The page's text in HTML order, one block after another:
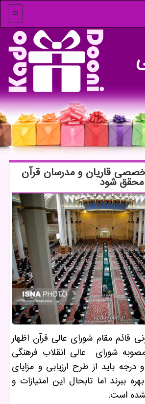
منو
قاریان و مدرسان قرآن
محقق شود
قائم مقام شورای عالی قرآن اظهار
شورای عالی انقلاب فرهنگی
و درجه باید از طرح ارزیابی و مزایای
ببرند اما تابحال این امتیازات و
است.